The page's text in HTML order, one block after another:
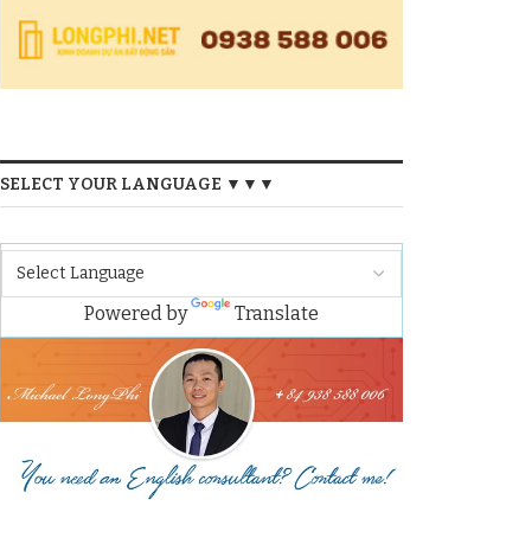
SELECT YOUR LANGUAGE ▼▼▼
Powered by Translate